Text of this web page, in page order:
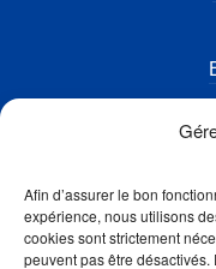
Afin d’assurer le bon
expérience, nous utilisons
cookies sont strictement
peuvent pas être désactivés.